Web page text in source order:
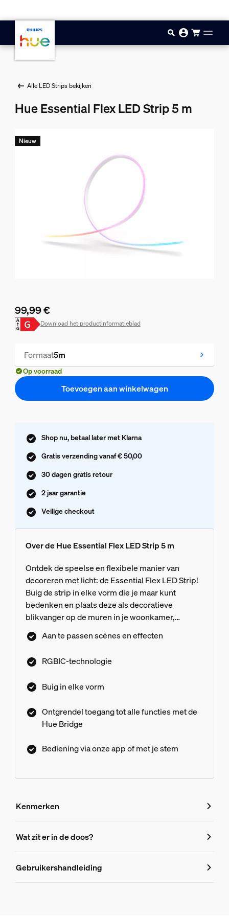
Alle LED Strips bekijken
Hue Essential Flex LED Strip 5 m
De huidige prijs is 99,99 €
99,99 €
Download het productinformatieblad
Nieuw
Formaat5m
Op voorraad
Toevoegen aan winkelwagen
Shop nu, betaal later met Klarna
Gratis verzending vanaf € 50,00
30 dagen gratis retour
2 jaar garantie
Veilige checkout
Over de Hue Essential Flex LED Strip 5 m
Ontdek de speelse en flexibele manier van
decoreren met licht: de Essential Flex LED Strip!
Buig de strip in elke vorm die je maar kunt
bedenken en plaats deze als decoratieve
blikvanger op de muren in je woonkamer,
thuiskantoor of kinderslaapkamer. Gebruik de
flexibele LED Strip om de omtrek van spiegels en
kleurverloop in, met onder andere opvallende
Zet de eerste stap in de wereld van slimme Hue
met je stem via een smart home assistant, stel
automatiseringen in en kies uit tientallen
Aan te passen scènes en effecten
RGBIC-technologie
Buig in elke vorm
Ontgrendel toegang tot alle functies met de
Hue Bridge
Bediening via onze app of met je stem
Kenmerken
Kenmerken
8721103096586
Wat zit er in de doos?
Gebruikershandleiding